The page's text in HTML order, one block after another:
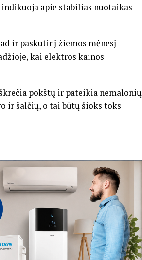
apie stabilias nuotaikas
ir paskutinį žiemos mėnesį
kai elektros kainos
pokštų ir pateikia nemalonių
ir šalčių, o tai būtų šioks toks